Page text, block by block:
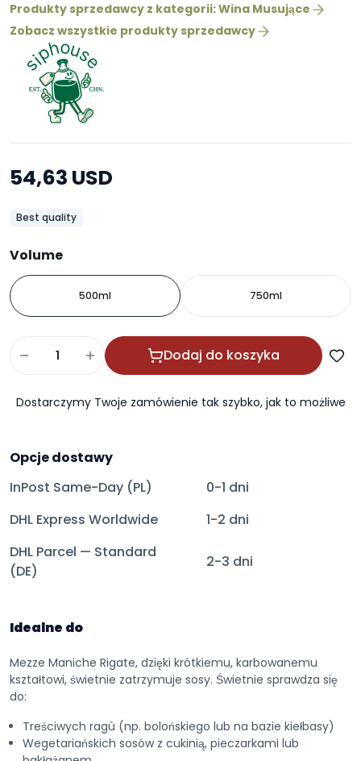
Produkty sprzedawcy z kategorii: Wina Musujące
Zobacz wszystkie produkty sprzedawcy
54,63 USD
Best quality
Volume
500ml 750ml
Dodaj do koszyka
Dostarczymy Twoje zamówienie tak szybko, jak to możliwe
Opcje dostawy
InPost Same-Day (PL)
0-1 dni
DHL Express Worldwide
1-2 dni
DHL Parcel — Standard
(DE)
2-3 dni
Idealne do
Mezze Maniche Rigate, dzięki krótkiemu, karbowanemu
kształtowi, świetnie zatrzymuje sosy. Świetnie sprawdza się
do:
Treściwych ragù (np. bolońskiego lub na bazie kiełbasy)
Wegetariańskich sosów z cukinią, pieczarkami lub